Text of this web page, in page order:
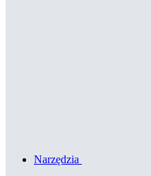
Narzędzia